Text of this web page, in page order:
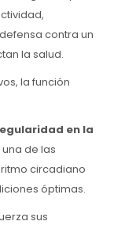
contra un
la salud.
la función
en la
una de las
circadiano
óptimas.
sus